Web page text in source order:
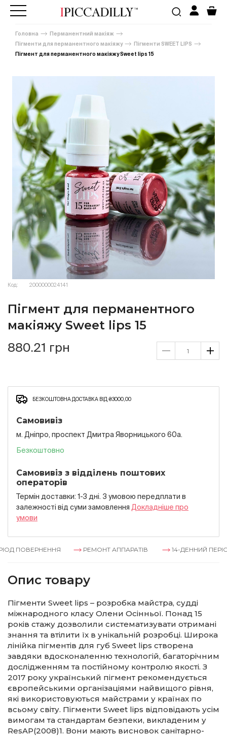
Головна
Перманентний макіяж
Пігменти для перманентного макіяжу
Пігменти SWEET LIPS
Пігмент для перманентного макіяжу Sweet lips 15
Код: 2000000024141
Пігмент для перманентного
макіяжу Sweet lips 15
880.21 грн
БЕЗКОШТОВНА ДОСТАВКА ВІД ₴3000,00
Самовивіз
м. Дніпро, проспект Дмитра Яворницького 60а.
Безкоштовно
Самовивіз з відділень поштових
операторів
Термін доставки: 1-3 дні. З умовою передплати в
залежностi вiд суми замовлення Докладнiше про
умови
ПОВЕРНЕННЯ РЕМОНТ АППАРАТІВ 14-ДЕННИЙ
Опис товару
Пігменти Sweet lips – розробка майстра, судді
міжнародного класу Олени Осінньої. Понад 15
років стажу дозволили систематизувати отримані
знання та втілити їх в унікальній розробці. Широка
лінійка пігментів для губ Sweet lips створена
завдяки вдосконаленню технологій, багаторічним
дослідженням та постійному контролю якості. З
2017 року український пігмент рекомендується
європейськими організаціями найвищого рівня,
які використовуються майстрами у країнах по
всьому світу. Пігменти Sweet lips відповідають усім
вимогам та стандартам безпеки, викладеним у
ResAP(2008)1. Вони мають висновок санітарно-